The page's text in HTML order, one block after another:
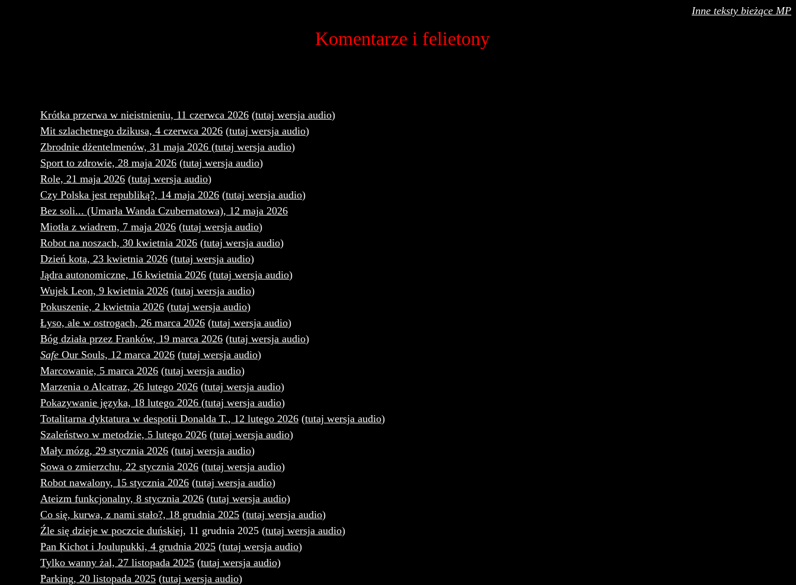
Inne teksty bieżące MP
Komentarze i felietony
Krótka przerwa w nieistnieniu, 11 czerwca 2026 (tutaj wersja audio)
Mit szlachetnego dzikusa, 4 czerwca 2026 (tutaj wersja audio)
Zbrodnie dżentelmenów, 31 maja 2026 (tutaj wersja audio)
Sport to zdrowie, 28 maja 2026 (tutaj wersja audio)
Role, 21 maja 2026 (tutaj wersja audio)
Czy Polska jest republiką?, 14 maja 2026 (tutaj wersja audio)
Bez soli... (Umarła Wanda Czubernatowa), 12 maja 2026
Miotła z wiadrem, 7 maja 2026 (tutaj wersja audio)
Robot na noszach, 30 kwietnia 2026 (tutaj wersja audio)
Dzień kota, 23 kwietnia 2026 (tutaj wersja audio)
Jądra autonomiczne, 16 kwietnia 2026 (tutaj wersja audio)
Wujek Leon, 9 kwietnia 2026 (tutaj wersja audio)
Pokuszenie, 2 kwietnia 2026 (tutaj wersja audio)
Łyso, ale w ostrogach, 26 marca 2026 (tutaj wersja audio)
Bóg działa przez Franków, 19 marca 2026 (tutaj wersja audio)
Safe Our Souls, 12 marca 2026 (tutaj wersja audio)
Marcowanie, 5 marca 2026 (tutaj wersja audio)
Marzenia o Alcatraz, 26 lutego 2026 (tutaj wersja audio)
Pokazywanie języka, 18 lutego 2026 (tutaj wersja audio)
Totalitarna dyktatura w despotii Donalda T., 12 lutego 2026 (tutaj wersja audio)
Szaleństwo w metodzie, 5 lutego 2026 (tutaj wersja audio)
Mały mózg, 29 stycznia 2026 (tutaj wersja audio)
Sowa o zmierzchu, 22 stycznia 2026 (tutaj wersja audio)
Robot nawalony, 15 stycznia 2026 (tutaj wersja audio)
Ateizm funkcjonalny, 8 stycznia 2026 (tutaj wersja audio)
Co się, kurwa, z nami stało?, 18 grudnia 2025 (tutaj wersja audio)
Źle się dzieje w poczcie duńskiej, 11 grudnia 2025 (tutaj wersja audio)
Pan Kichot i Joulupukki, 4 grudnia 2025 (tutaj wersja audio)
Tylko wanny żal, 27 listopada 2025 (tutaj wersja audio)
Parking, 20 listopada 2025 (tutaj wersja audio)